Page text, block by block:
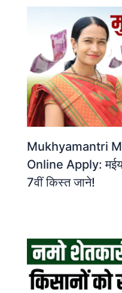
Mukhyamantri
Online Apply:
7वीं किस्त जाने!